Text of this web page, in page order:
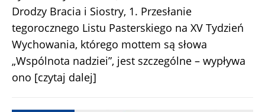
Drodzy Bracia i Siostry, 1. Przesłanie
tegorocznego Listu Pasterskiego na XV Tydzień
Wychowania, którego mottem są słowa
„Wspólnota nadziei”, jest szczególne – wypływa
ono [czytaj dalej]